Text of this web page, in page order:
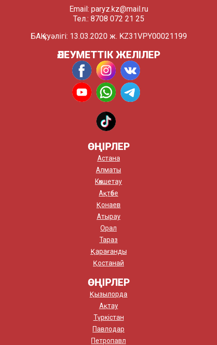
Email: paryz.kz@mail.ru
Тел.: 8708 072 21 25
БАҚ куәлігі: 13.03.2020 ж. KZ31VPY00021199
ӘЛЕУМЕТТІК ЖЕЛІЛЕР
ӨҢІРЛЕР
Астана
Алматы
Көкшетау
Ақтөбе
Қонаев
Атырау
Орал
Тараз
Қарағанды
Қостанай
ӨҢІРЛЕР
Қызылорда
Ақтау
Түркістан
Павлодар
Петропавл